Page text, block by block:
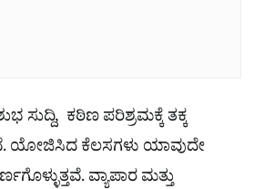
ಸುದ್ದಿ, ಕಠಿಣ ಪರಿಶ್ರಮಕ್ಕೆ ತಕ್ಕ
ಕೆಲಸಗಳು ಯಾವುದೇ
ವ್ಯಾಪಾರ ಮತ್ತು